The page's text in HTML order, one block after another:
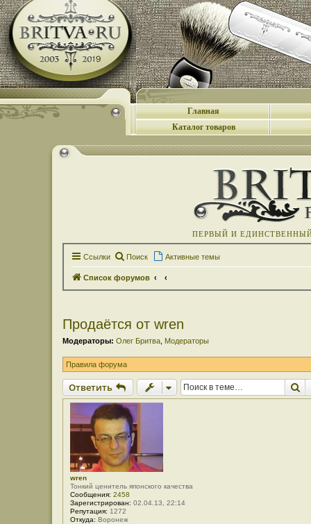
Главная
Каталог товаров
ПЕРВЫЙ И
Ссылки Поиск Активные темы
Список форумов
Продаётся от wren
Модераторы: Олег Бритва Модераторы
Правила форума
Ответить
wren
Тонкий ценитель японского качества
Сообщения: 2458
Зарегистрирован: 02.04.13, 22:14
Репутация: 1272
Откуда: Воронеж